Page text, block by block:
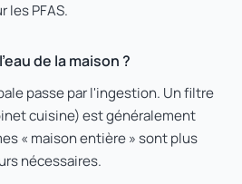
les PFAS.
de la maison ?
passe par l'ingestion. Un filtre
cuisine) est généralement
« maison entière » sont plus
nécessaires.